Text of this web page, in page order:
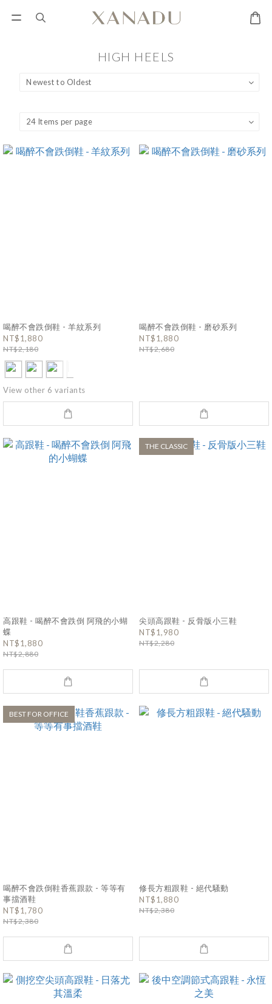
HIGH HEELS
喝醉不會跌倒鞋 - 羊紋系列
NT$1,880
NT$2,180
View other 6 variants
喝醉不會跌倒鞋 - 磨砂系列
NT$1,880
NT$2,680
高跟鞋 - 喝醉不會跌倒 阿飛的小蝴
蝶
NT$1,880
NT$2,880
THE CLASSIC
尖頭高跟鞋 - 反骨版小三鞋
NT$1,980
NT$2,280
BEST FOR OFFICE
喝醉不會跌倒鞋香蕉跟款 - 等等有
事擋酒鞋
NT$1,780
NT$2,380
修長方粗跟鞋 - 絕代騷動
NT$1,880
NT$2,380